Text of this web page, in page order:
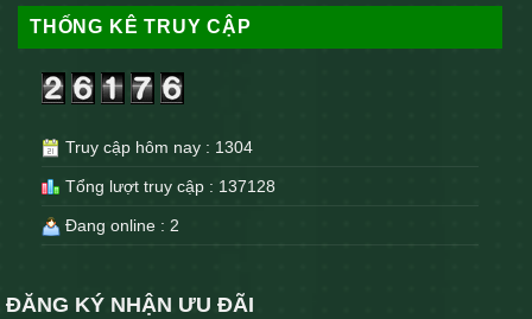
THỐNG KÊ TRUY CẬP
Truy cập hôm nay : 1304
Tổng lượt truy cập : 137128
Đang online : 2
ĐĂNG KÝ NHẬN ƯU ĐÃI